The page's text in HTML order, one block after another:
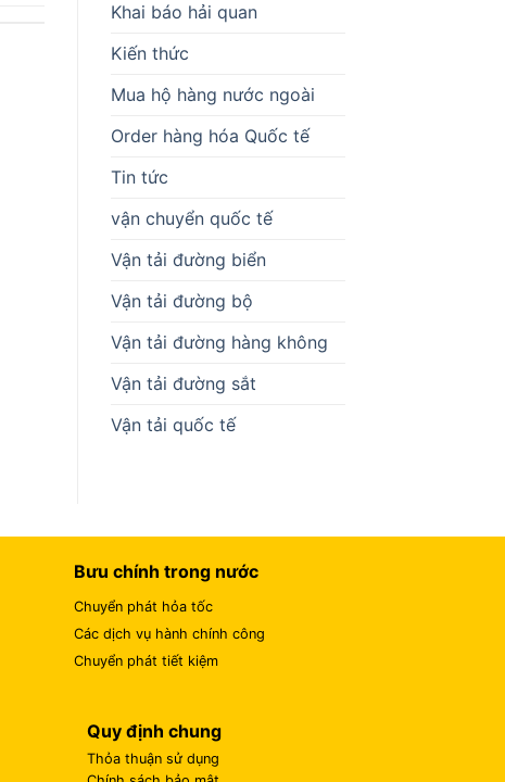
Khai báo hải quan
Kiến thức
Mua hộ hàng nước ngoài
Order hàng hóa Quốc tế
Tin tức
vận chuyển quốc tế
Vận tải đường biển
Vận tải đường bộ
Vận tải đường hàng không
Vận tải đường sắt
Vận tải quốc tế
Bưu chính trong nước
Chuyển phát hỏa tốc
Các dịch vụ hành chính công
Chuyển phát tiết kiệm
Quy định chung
Thỏa thuận sử dụng